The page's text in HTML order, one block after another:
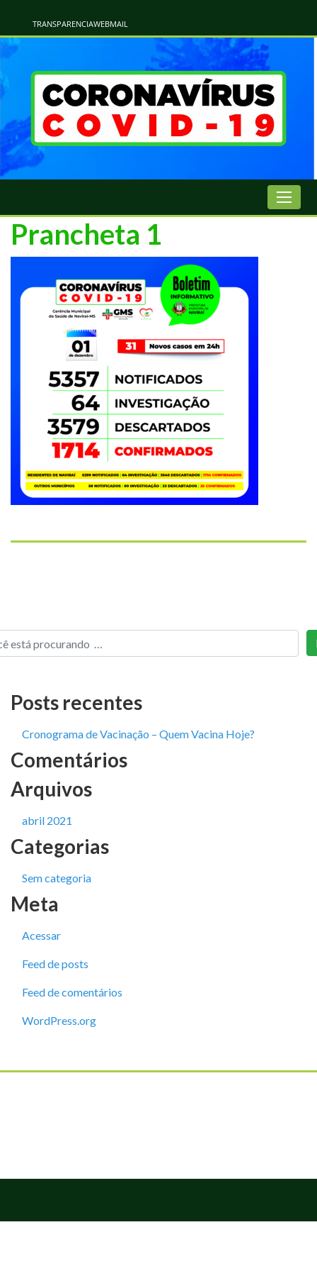
TRANSPARENCIAWEBMAIL
Prancheta 1
Posts recentes
Cronograma de Vacinação – Quem Vacina Hoje?
Comentários
Arquivos
abril 2021
Categorias
Sem categoria
Meta
Acessar
Feed de posts
Feed de comentários
WordPress.org